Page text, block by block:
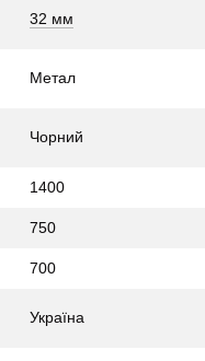
32 мм
Метал
Чорний
1400
750
700
Україна